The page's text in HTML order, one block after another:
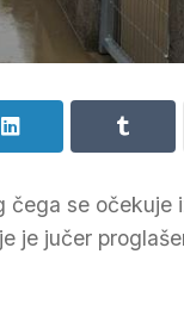
čega se očekuje
je jučer